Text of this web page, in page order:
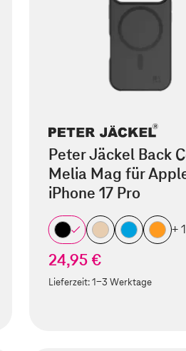
Peter Jäckel Back
Melia Mag für
iPhone 17 Pro
+ 1
24,95 €
Lieferzeit:1-3 Werktage